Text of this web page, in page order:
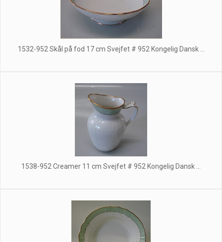
1532-952 Skål på fod 17 cm Svejfet # 952 Kongelig Dansk ...
1538-952 Creamer 11 cm Svejfet # 952 Kongelig Dansk ...